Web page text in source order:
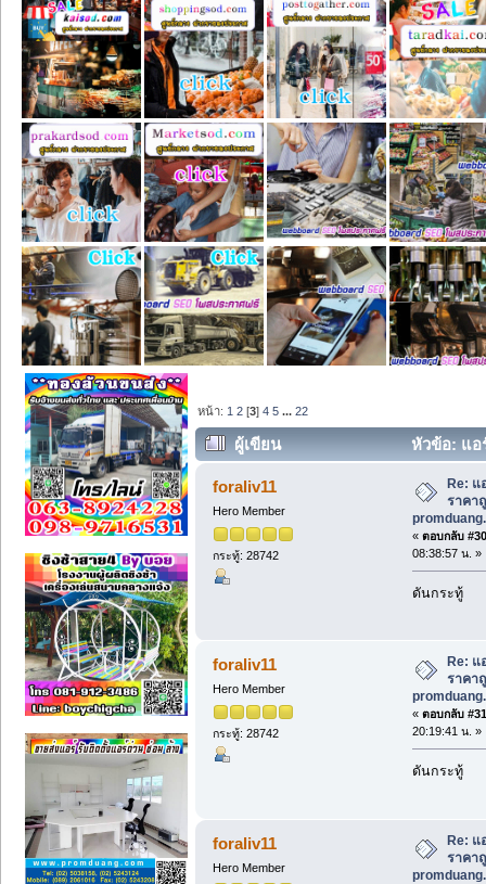
หน้า: 1 2 [3]4 5 ...22
ผู้เขียน
หัวข้อ: แอ
promduang.com และ Air-ban.com (
foraliv11
Hero Member
กระทู้: 28742
Re:
ราคา
« ตอบกลับ
08:38:57 น. »
ดันกระทู้
foraliv11
Hero Member
กระทู้: 28742
Re:
ราคา
« ตอบกลับ
20:19:41 น. »
ดันกระทู้
foraliv11
Hero Member
Re: แ
ราคา